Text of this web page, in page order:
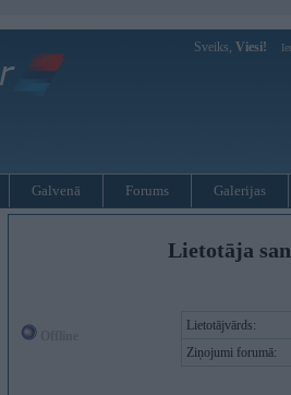
Sveiks, Viesi!
Galvenā Forums Galerijas
Lietotāja
Lietotājvārds:
Ziņojumi forumā: